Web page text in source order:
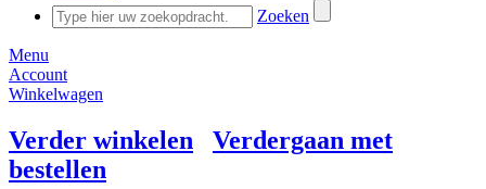
Zoeken
Menu
Account
Winkelwagen
Verder winkelen
Verdergaan met
bestellen